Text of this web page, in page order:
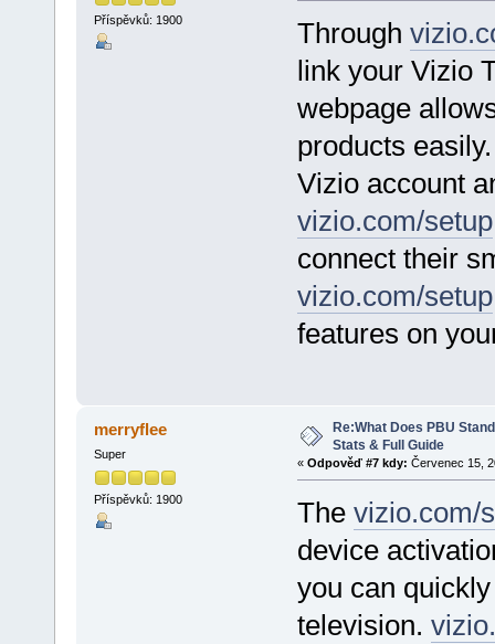
Příspěvků: 1900 Through
link your Vizio
webpage
products
Vizio account
vizio.com/setup
connect their
vizio.com/setup
features on
merryflee
Super
Příspěvků: 1900
Re:What Does PBU
Stats & Full Guide
« Odpověď #7 kdy: Červenec 15,
The vizio.com/
device
you can
television.